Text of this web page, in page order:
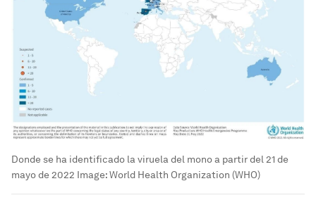
Donde se ha identificado la viruela del mono a partir del 21 de
mayo de 2022 Image:World Health Organization (WHO)